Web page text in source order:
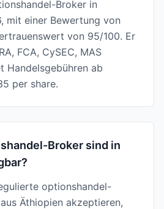
Broker in
mit einer Bewertung von
von 95/100. Er
FCA, CySEC, MAS
Handelsgebühren ab
per share.
Broker sind in
optionshandel-
Äthiopien akzeptieren,